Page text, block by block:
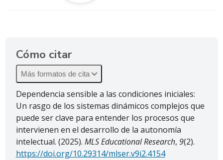
Cómo citar
Más formatos de cita
Dependencia sensible a las condiciones iniciales:
Un rasgo de los sistemas dinámicos complejos que
puede ser clave para entender los procesos que
intervienen en el desarrollo de la autonomía
intelectual. (2025). MLS Educational Research, 9(2).
https://doi.org/10.29314/mlser.v9i2.4154